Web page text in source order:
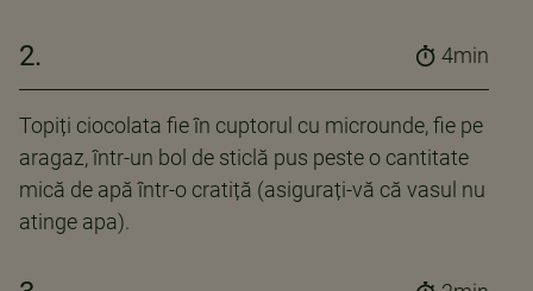
2. 4min
Topiți ciocolata fie în cuptorul cu microunde, fie pe
aragaz, într-un bol de sticlă pus peste o cantitate
mică de apă într-o cratiță (asigurați-vă că vasul nu
atinge apa).